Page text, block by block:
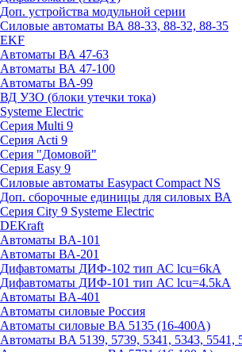
Доп. устройства модульной серии
Силовые автоматы ВА 88-33, 88-32, 88-35
EKF
Автоматы ВА 47-63
Автоматы ВА 47-100
Автоматы ВА-99
ВД УЗО (блоки утечки тока)
Systeme Electric
Серия Multi 9
Серия Acti 9
Серия "Домовой"
Серия Easy 9
Силовые автоматы Easypact Compact NS
Доп. сборочные единицы для силовых ВА
Серия City 9 Systeme Electric
DEKraft
Автоматы BA-101
Автоматы ВА-201
Дифавтоматы ДИФ-102 тип АС lcu=6kA
Дифавтоматы ДИФ-101 тип АС lcu=4.5kA
Автоматы BA-401
Автоматы силовые Россия
Автоматы силовые BA 5135 (16-400А)
Автоматы BA 5139, 5739, 5341, 5343, 5541,